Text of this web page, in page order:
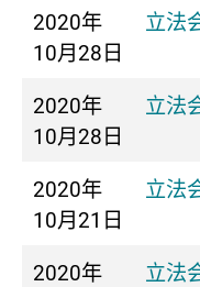
2020年
10月28日
立法
2020年
10月28日
立法
2020年
10月21日
立法
2020年
立法